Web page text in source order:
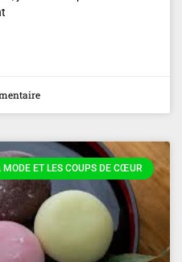
MODE ET LES COUPS DE CŒUR